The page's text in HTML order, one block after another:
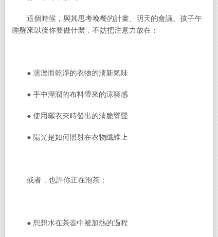
這個時候，與其思考晚餐的計畫、明天的會議、孩子午
睡醒來以後你要做什麼，不妨把注意力放在：
● 濡溼而乾淨的衣物的淸新氣味
● 手中溼潤的布料帶來的涼爽感
● 使用曬衣夾時發出的淸脆響聲
● 陽光是如何照射在衣物纖維上
或者，也許你正在泡茶：
● 想想水在茶壺中被加熱的過程